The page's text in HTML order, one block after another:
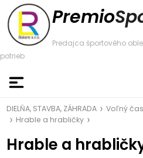
Premio
Predajca športového
potrieb
DIELŇA, STAVBA, ZÁHRADA Voľný čas
Hrable a hrabličky
Hrable a